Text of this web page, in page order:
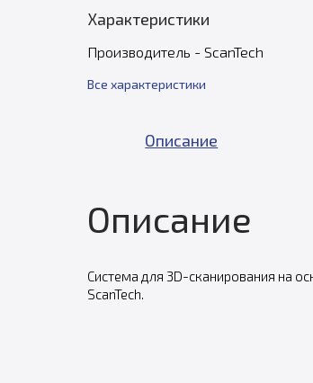
Характеристики
Производитель - ScanTech
Все характеристики
Описание
Описание
Система для 3D-сканирования на
ScanTech.